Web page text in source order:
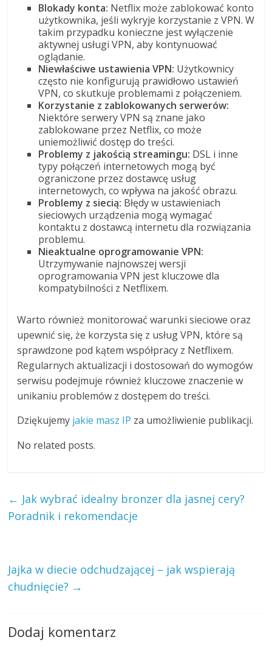
Blokady konta: Netflix może zablokować konto
użytkownika, jeśli wykryje korzystanie z VPN. W
takim przypadku konieczne jest wyłączenie
aktywnej usługi VPN, aby kontynuować
oglądanie.
Niewłaściwe ustawienia VPN: Użytkownicy
często nie konfigurują prawidłowo ustawień
VPN, co skutkuje problemami z połączeniem.
Korzystanie z zablokowanych serwerów:
Niektóre serwery VPN są znane jako
zablokowane przez Netflix, co może
uniemożliwić dostęp do treści.
Problemy z jakością streamingu: DSL i inne
typy połączeń internetowych mogą być
ograniczone przez dostawcę usług
internetowych, co wpływa na jakość obrazu.
Problemy z siecią: Błędy w ustawieniach
sieciowych urządzenia mogą wymagać
kontaktu z dostawcą internetu dla rozwiązania
problemu.
Nieaktualne oprogramowanie VPN:
Utrzymywanie najnowszej wersji
oprogramowania VPN jest kluczowe dla
kompatybilności z Netflixem.
Warto również monitorować warunki sieciowe oraz
upewnić się, że korzysta się z usług VPN, które są
sprawdzone pod kątem współpracy z Netflixem.
Regularnych aktualizacji i dostosowań do wymogów
serwisu podejmuje również kluczowe znaczenie w
unikaniu problemów z dostępem do treści.
Dziękujemy jakie masz IP za umożliwienie publikacji.
No related posts.
← Jak wybrać idealny bronzer dla jasnej cery?
Poradnik i rekomendacje
Jajka w diecie odchudzającej – jak wspierają
chudnięcie? →
Dodaj komentarz